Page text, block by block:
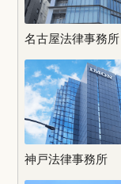
名古屋法律事務所
神戸法律事務所